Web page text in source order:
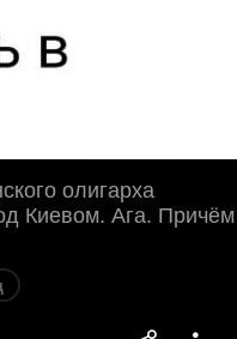
олигарха
Киевом. Ага. Причём